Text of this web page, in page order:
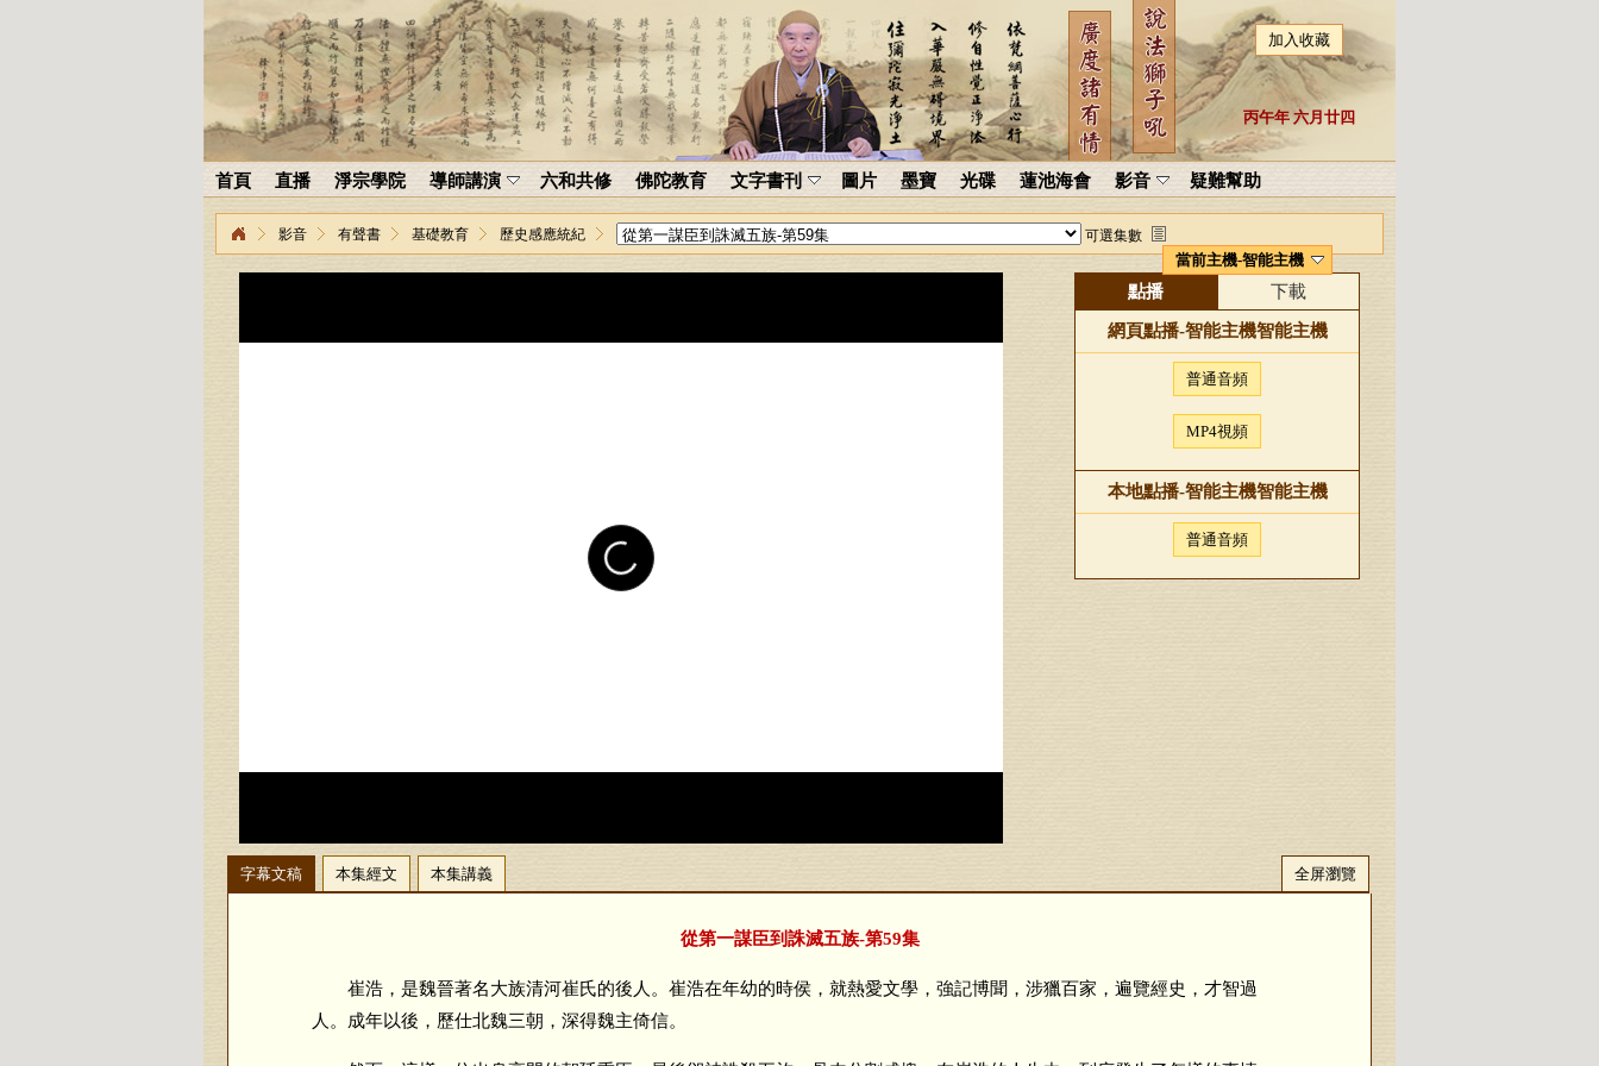
加入收藏
丙午年 六月廿四
首頁 直播 淨宗學院 導師講演 六和共修 佛陀教育 文字書刊 圖片 墨寶 光碟 蓮池海會 影音 疑難幫助
影音 有聲書 基礎教育 歷史感應統紀 可選集數
當前主機-智能主機
點播 下載
網頁點播-智能主機智能主機
普通音頻
MP4視頻
本地點播-智能主機智能主機
普通音頻
字幕文稿 本集經文 本集講義 全屏瀏覽
從第一謀臣到誅滅五族-第59集
崔浩，是魏晉著名大族清河崔氏的後人。崔浩在年幼的時侯，就熱愛文學，強記博聞，涉獵百家，遍覽經史，才智過
人。成年以後，歷仕北魏三朝，深得魏主倚信。